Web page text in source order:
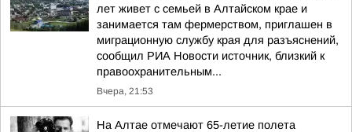
лет живет с семьей в Алтайском крае и
занимается там фермерством, приглашен в
миграционную службу края для разъяснений,
сообщил РИА Новости источник, близкий к
правоохранительным...
Вчера, 21:53
На Алтае отмечают 65-летие полета